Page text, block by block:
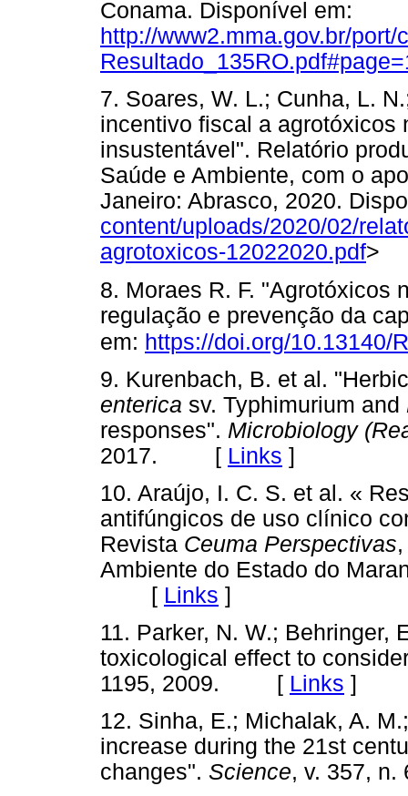
Conama. Disponível em:
http://www2.mma.gov.br/
7. Soares, W. L.; Cunha, L.
incentivo fiscal a agrotóxicos
insustentável". Relatório
Saúde e Ambiente, com o
Janeiro: Abrasco, 2020.
content/uploads/2020/02/
agrotoxicos-12022020.pdf
8. Moraes R. F. "Agrotóxicos
regulação e prevenção da
em: https://doi.org/10.13140/
9. Kurenbach, B. et al.
enterica sv. Typhimurium and
responses". Microbiology
2017. [ Links ]
10. Araújo, I. C. S. et al. «
antifúngicos de uso clínico
Revista Ceuma Perspectivas
Ambiente do Estado do
[ Links ]
11. Parker, N. W.; Behringer,
toxicological effect to
1195, 2009. [ Links ]
12. Sinha, E.; Michalak, A.
increase during the 21st
changes". Science, v. 357,